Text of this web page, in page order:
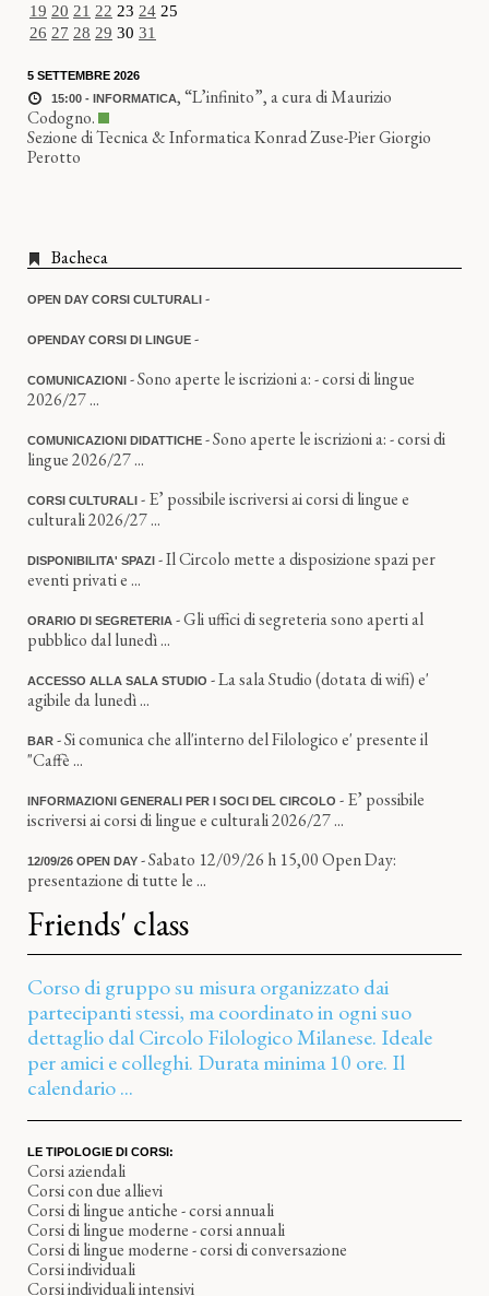
19 20 21 22 23 24 25
26 27 28 29 30 31
5 SETTEMBRE 2026
15:00 - INFORMATICA,“L’infinito”, a cura di Maurizio
Codogno.
Sezione di Tecnica & Informatica Konrad Zuse-Pier Giorgio
Perotto
Bacheca
OPEN DAY CORSI CULTURALI -
OPENDAY CORSI DI LINGUE -
COMUNICAZIONI - Sono aperte le iscrizioni a: - corsi di lingue
2026/27 ...
COMUNICAZIONI DIDATTICHE - Sono aperte le iscrizioni a: - corsi di
lingue 2026/27 ...
CORSI CULTURALI - E’ possibile iscriversi ai corsi di lingue e
culturali 2026/27 ...
DISPONIBILITA' SPAZI - Il Circolo mette a disposizione spazi per
eventi privati e ...
ORARIO DI SEGRETERIA - Gli uffici di segreteria sono aperti al
pubblico dal lunedì ...
ACCESSO ALLA SALA STUDIO - La sala Studio (dotata di wifi) e'
agibile da lunedì ...
BAR - Si comunica che all'interno del Filologico e' presente il
"Caffè ...
INFORMAZIONI GENERALI PER I SOCI DEL CIRCOLO - E’ possibile
iscriversi ai corsi di lingue e culturali 2026/27 ...
12/09/26 OPEN DAY - Sabato 12/09/26 h 15,00 Open Day:
presentazione di tutte le ...
Friends' class
Corso di gruppo su misura organizzato dai
partecipanti stessi, ma coordinato in ogni suo
dettaglio dal Circolo Filologico Milanese. Ideale
per amici e colleghi. Durata minima 10 ore. Il
calendario ...
LE TIPOLOGIE DI CORSI:
Corsi aziendali
Corsi con due allievi
Corsi di lingue antiche - corsi annuali
Corsi di lingue moderne - corsi annuali
Corsi di lingue moderne - corsi di conversazione
Corsi individuali
Corsi individuali intensivi